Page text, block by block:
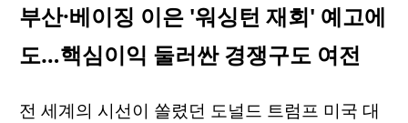
부산·베이징 이은 '워싱턴 재회' 예고에
도…핵심이익 둘러싼 경쟁구도 여전
전 세계의 시선이 쏠렸던 도널드 트럼프 미국 대